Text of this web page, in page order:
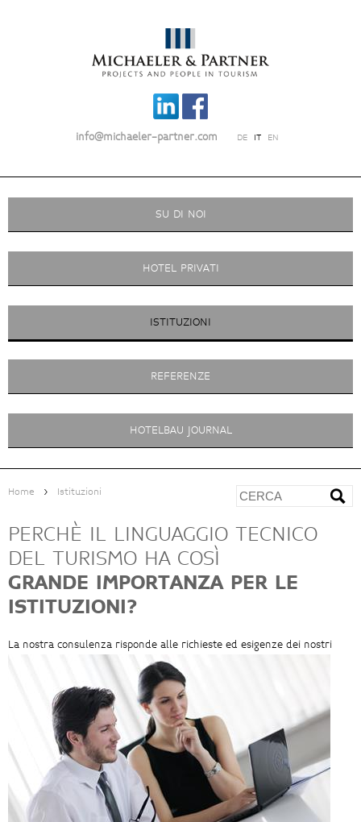
info@michaeler-partner.com DE IT EN
SU DI NOI
HOTEL PRIVATI
ISTITUZIONI
REFERENZE
HOTELBAU JOURNAL
Home > Istituzioni
PERCHÈ IL LINGUAGGIO TECNICO
DEL TURISMO HA COSÌ
GRANDE IMPORTANZA PER LE
ISTITUZIONI?
La nostra consulenza risponde alle richieste ed esigenze dei nostri